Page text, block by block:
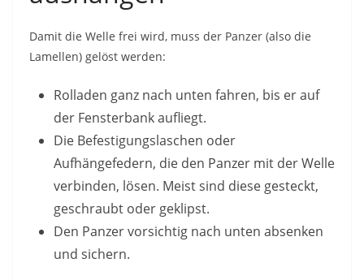
Damit die Welle frei wird, muss der Panzer (also die
Lamellen) gelöst werden:
Rolladen ganz nach unten fahren, bis er auf
der Fensterbank aufliegt.
Die Befestigungslaschen oder
Aufhängefedern, die den Panzer mit der Welle
verbinden, lösen. Meist sind diese gesteckt,
geschraubt oder geklipst.
Den Panzer vorsichtig nach unten absenken
und sichern.